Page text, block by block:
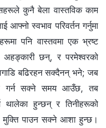
कुनै बेला वास्तविक काम
स्वभाव परिवर्तन गर्नुमा
पनि वास्तवमा एक भ्रष्ट
छन्, र परमेश्‍वरको
बढिरहन सक्दैनन् भने; जब
गर्न सक्‍ने समय आउँछ, तब
थालेका हुन्छन् र तिनीहरूको
पाउन सक्‍ने आशा हुन्छ।